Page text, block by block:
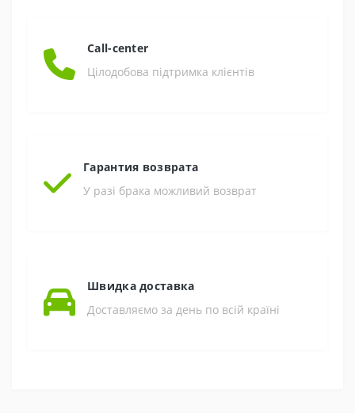
Call-center
Цілодобова підтримка клієнтів
Гарантия возврата
У разі брака можливий возврат
Швидка доставка
Доставляємо за день по всій країні